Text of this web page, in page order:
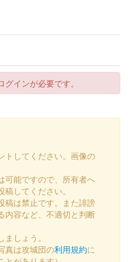
念して発売された御城印。年
年迎春限定版
されている。卯年限定版。
年春限定版 黄色家紋
る。
春限定版 桃色家紋
インが必要です。
トしてください。画像の
可能ですので、所有者へ
してください。
稿は禁止です。また誹謗
内容など、不適切と判断
しょう。
真は攻城団の利用規約に